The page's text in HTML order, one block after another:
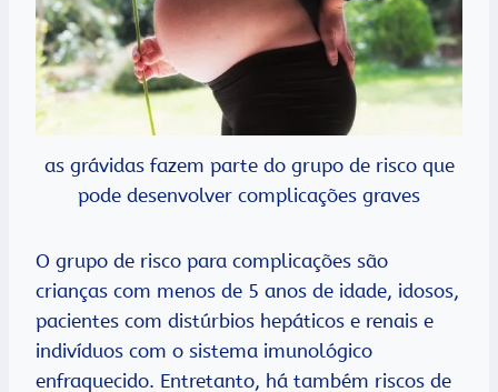
as grávidas fazem parte do grupo de risco que
pode desenvolver complicações graves
O grupo de risco para complicações são
crianças com menos de 5 anos de idade, idosos,
pacientes com distúrbios hepáticos e renais e
indivíduos com o sistema imunológico
enfraquecido. Entretanto, há também riscos de